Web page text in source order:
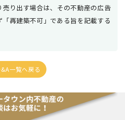
り出す場合は、その不動産の広告
再建築不可」である旨を記載する
一覧へ戻る